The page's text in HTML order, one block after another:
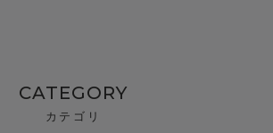
CATEGORY
カテゴリ